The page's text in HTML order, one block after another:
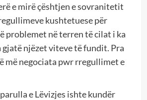
e mirë çështjen e sovranitetit
kushtetuese për
problemet në terren të cilat i ka
njëzet viteve të fundit. Pra
më negociata pwr rregullimet e
e Lëvizjes ishte kundër